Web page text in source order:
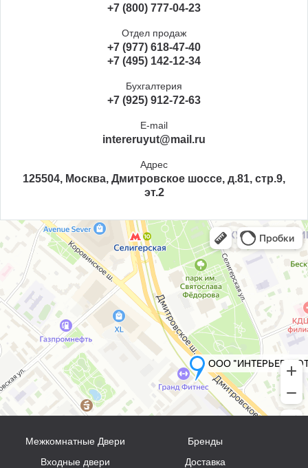
+7 (800) 777-04-23
Отдел продаж
+7 (977) 618-47-40
+7 (495) 142-12-34
Бухгалтерия
+7 (925) 912-72-63
E-mail
intereruyut@mail.ru
Адрес
125504, Москва, Дмитровское шоссе, д.81, стр.9,
эт.2
Межкомнатные Двери
Входные двери
Бренды
Доставка